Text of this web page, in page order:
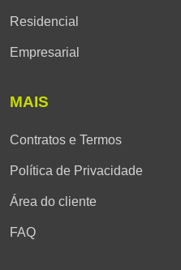
Residencial
Empresarial
MAIS
Contratos e Termos
Política de Privacidade
Área do cliente
FAQ